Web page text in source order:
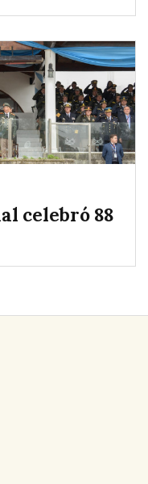
celebró 88